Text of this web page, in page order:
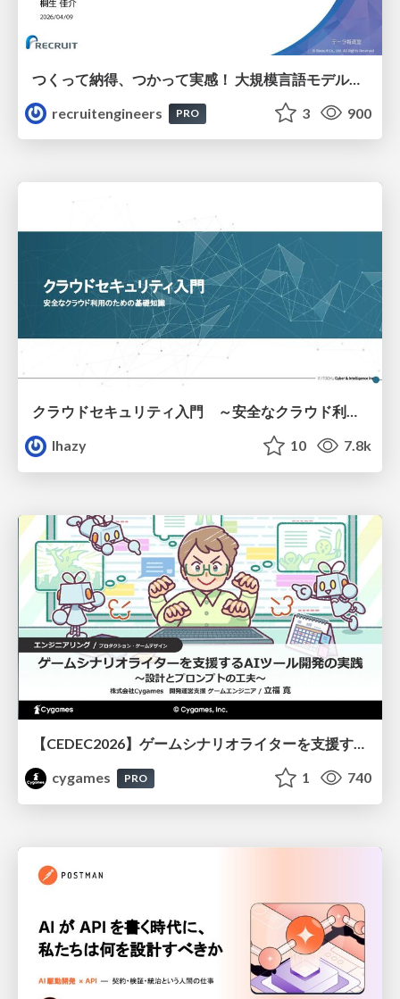
つくって納得、つかって実感！ 大規模言語モデルことはじめ ver2.0
recruitengineers
PRO 3 900
クラウドセキュリティ入門 ～安全なクラウド利用のための基礎知識～
lhazy
10 7.8k
【CEDEC2026】ゲームシナリオライターを支援するAIツール開発の実践 ― 設計とプロンプトの工夫 ―
cygames
PRO 1 740